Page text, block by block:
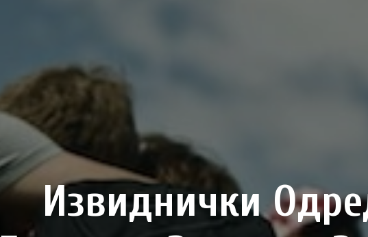
Извиднички